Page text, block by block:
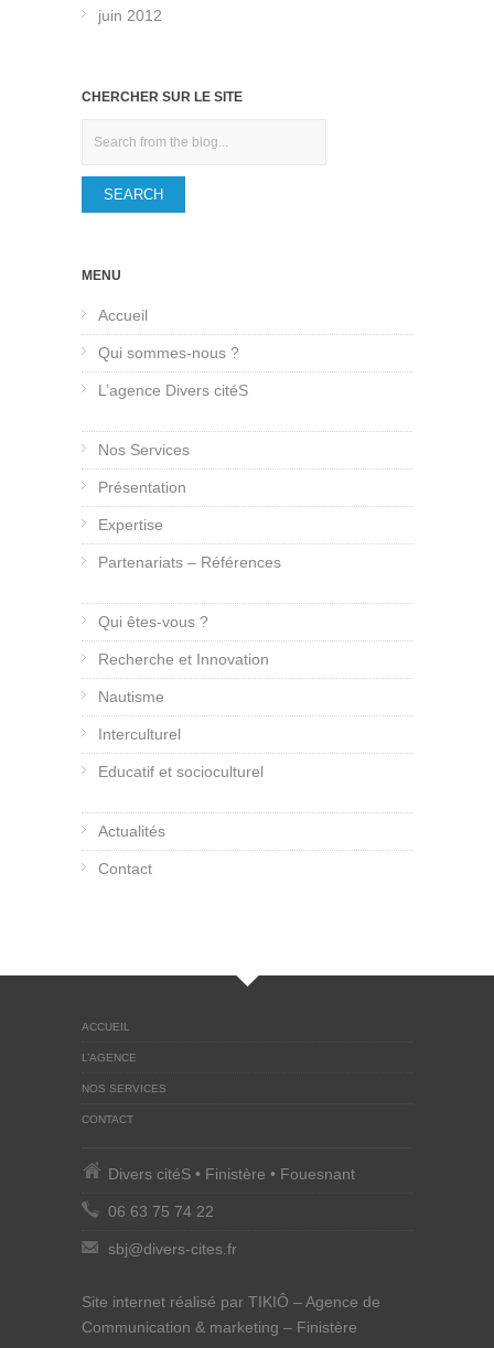
juin 2012
CHERCHER SUR LE SITE
MENU
Accueil
Qui sommes-nous ?
L’agence Divers citéS
Nos Services
Présentation
Expertise
Partenariats – Références
Qui êtes-vous ?
Recherche et Innovation
Nautisme
Interculturel
Educatif et socioculturel
Actualités
Contact
ACCUEIL
L’AGENCE
NOS SERVICES
CONTACT
Divers citéS • Finistère • Fouesnant
06 63 75 74 22
sbj@divers-cites.fr
Site internet réalisé par TIKIÔ – Agence de
Communication & marketing – Finistère